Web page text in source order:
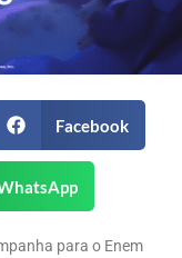
Facebook
para o Enem